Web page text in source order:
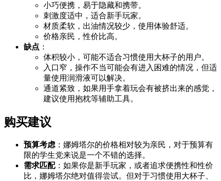
小巧便携，易于隐藏和携带。
刺激度适中，适合新手玩家。
材质柔软，出油情况较少，使用体验舒适。
价格亲民，性价比高。
缺点 ：
体积较小，可能不适合习惯使用大杯子的用户。
入口窄，操作不当可能会有进入困难的情况，但适
量使用润滑液可以解决。
通道紧致，如果用手拿着玩会有被挤出来的感觉，
建议使用抱枕等辅助工具。
购买建议
预算考虑 ：娜姆塔尔的价格相对较为亲民，对于预算有
限的学生党来说是一个不错的选择。
需求匹配：如果你是新手玩家，或者追求便携性和性价
比，娜姆塔尔绝对值得尝试。但对于习惯使用大杯子、